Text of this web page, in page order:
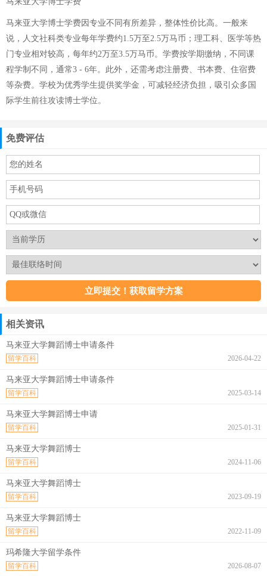
马来亚大学博士学费因专业不同有所差异，整体性价比高。一般来
说，人文社科类专业每年学费约1.5万至2.5万马币；理工科、医学等热
门专业相对较高，每年约2万至3.5万马币。学费按学期缴纳，不同课
程学制不同，通常3 - 6年。此外，还需考虑注册费、书本费、住宿费
等杂费。学校为优秀学生提供奖学金，可减轻经济负担，吸引众多国
际学生前往攻读博士学位。
免费评估
相关资讯
马来亚大学舞蹈博士申请条件
2026-04-22
留学百科
马来亚大学舞蹈博士申请条件
2025-03-14
留学百科
马来亚大学舞蹈博士申请
2025-01-31
留学百科
马来亚大学舞蹈博士
2024-11-06
留学百科
马来亚大学舞蹈博士
2023-09-19
留学百科
马来亚大学舞蹈博士
2022-11-09
留学百科
玛希隆大学留学条件
2026-08-07
留学百科